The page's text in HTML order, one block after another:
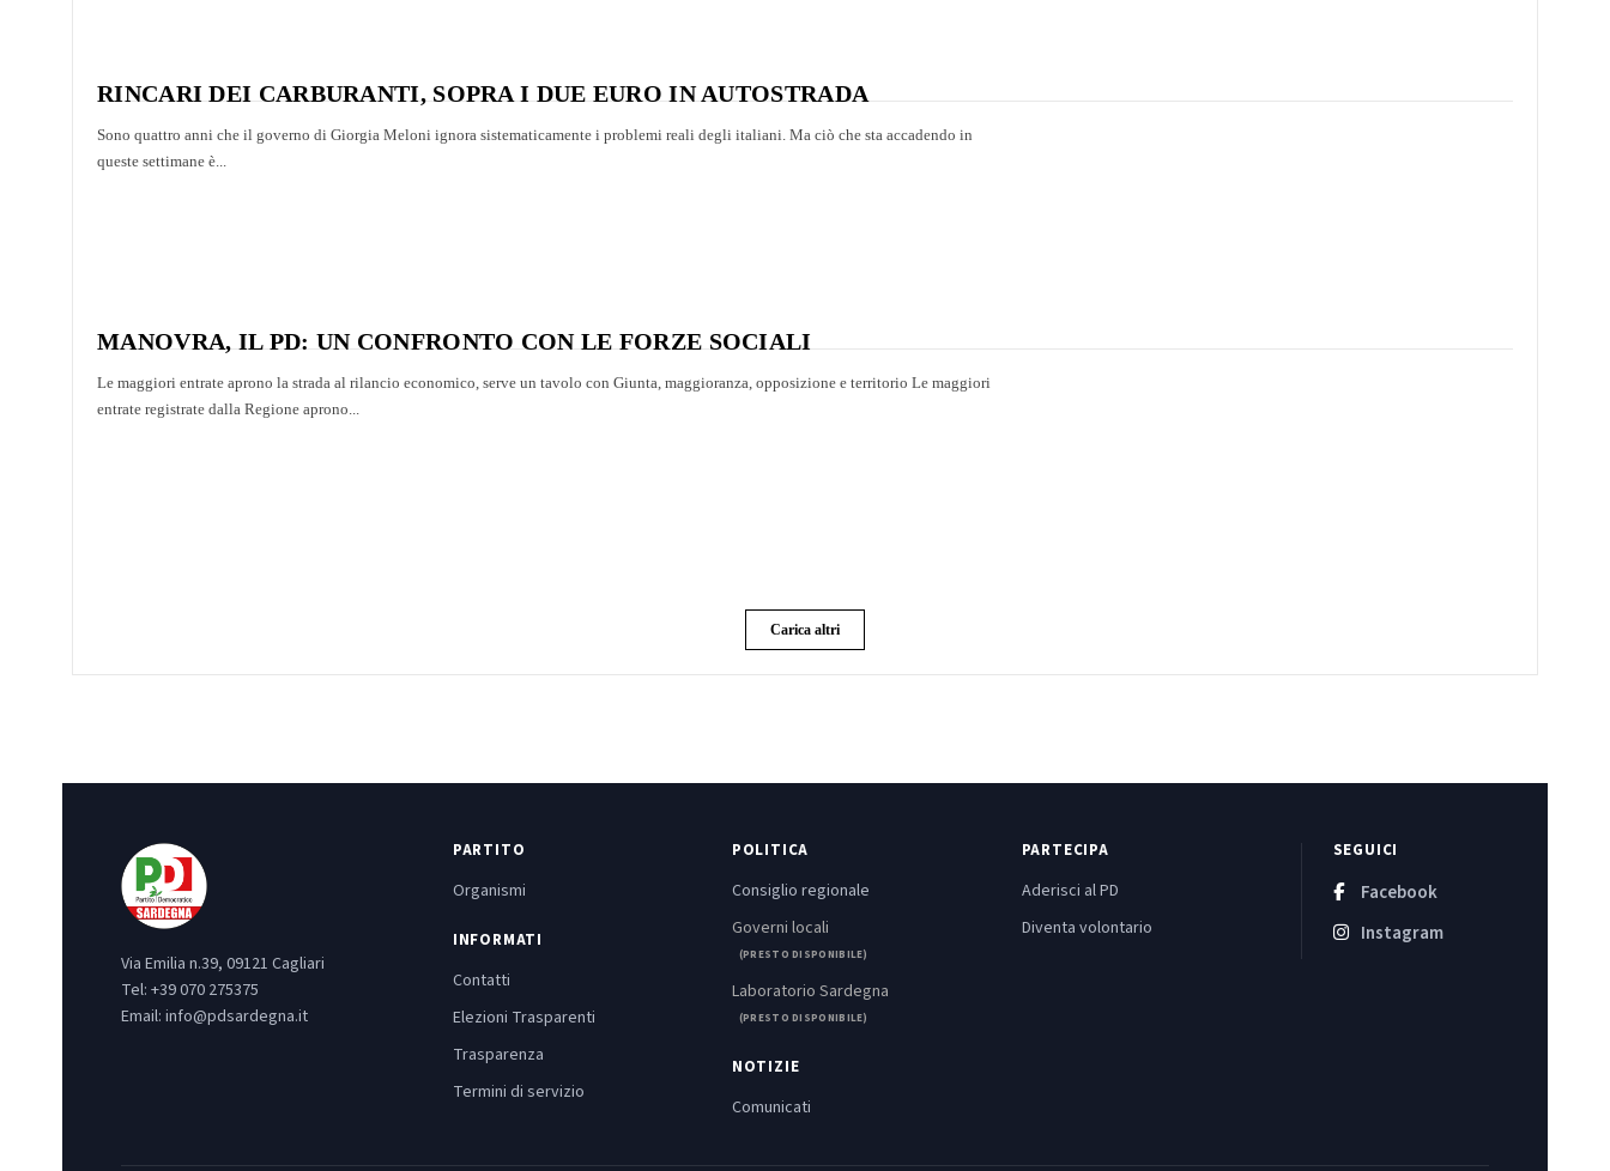
RINCARI DEI CARBURANTI, SOPRA I DUE EURO IN AUTOSTRADA
Sono quattro anni che il governo di Giorgia Meloni ignora sistematicamente i problemi reali degli italiani. Ma ciò che sta accadendo in
queste settimane è...
MANOVRA, IL PD: UN CONFRONTO CON LE FORZE SOCIALI
Le maggiori entrate aprono la strada al rilancio economico, serve un tavolo con Giunta, maggioranza, opposizione e territorio Le maggiori
entrate registrate dalla Regione aprono...
Carica altri
Via Emilia n.39, 09121 Cagliari
Tel: +39 070 275375
Email: info@pdsardegna.it
PARTITO
Organismi
INFORMATI
Contatti
Elezioni Trasparenti
Trasparenza
Termini di servizio
POLITICA
Consiglio regionale
Governi locali
(PRESTO DISPONIBILE)
Laboratorio Sardegna
(PRESTO DISPONIBILE)
NOTIZIE
Comunicati
PARTECIPA
Aderisci al PD
Diventa volontario
SEGUICI
Facebook
Instagram